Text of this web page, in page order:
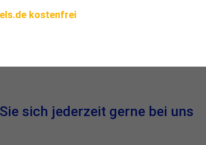
kostenfrei
sich jederzeit gerne bei uns